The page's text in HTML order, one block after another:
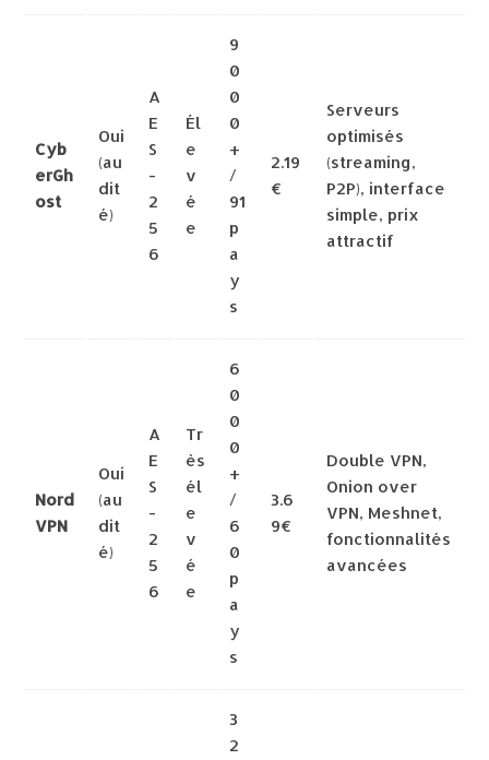
Cyb
erGh
ost
Oui
(au
dit
é)
A
E
S
-
2
5
6
Él
e
v
é
e
9
0
0
0
+
/
91
p
a
y
s
2.19
€
Serveurs
optimisés
(streaming,
P2P), interface
simple, prix
attractif
Nord
VPN
Oui
(au
dit
é)
A
E
S
-
2
5
6
Tr
ès
él
e
v
é
e
6
0
0
0
+
/
6
0
p
a
y
s
3.6
9€
Double VPN,
Onion over
VPN, Meshnet,
fonctionnalités
avancées
3
2